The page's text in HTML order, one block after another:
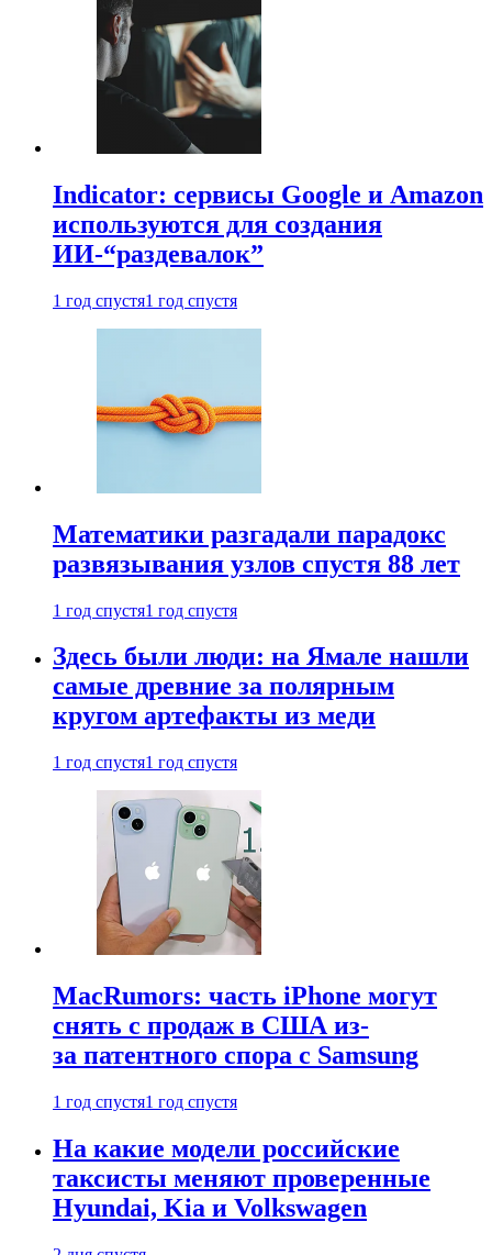
Indicator: сервисы Google и Amazon
используются для создания
ИИ-“раздевалок”
1 год спустя1 год спустя
Математики разгадали парадокс
развязывания узлов спустя 88 лет
1 год спустя1 год спустя
Здесь были люди: на Ямале нашли
самые древние за полярным
кругом артефакты из меди
1 год спустя1 год спустя
MacRumors: часть iPhone могут
снять с продаж в США из-
за патентного спора с Samsung
1 год спустя1 год спустя
На какие модели российские
таксисты меняют проверенные
Hyundai, Kia и Volkswagen